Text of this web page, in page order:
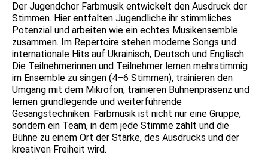
Der Jugendchor Farbmusik entwickelt den Ausdruck der
Stimmen. Hier entfalten Jugendliche ihr stimmliches
Potenzial und arbeiten wie ein echtes Musikensemble
zusammen. Im Repertoire stehen moderne Songs und
internationale Hits auf Ukrainisch, Deutsch und Englisch.
Die Teilnehmerinnen und Teilnehmer lernen mehrstimmig
im Ensemble zu singen (4–6 Stimmen), trainieren den
Umgang mit dem Mikrofon, trainieren Bühnenpräsenz und
lernen grundlegende und weiterführende
Gesangstechniken. Farbmusik ist nicht nur eine Gruppe,
sondern ein Team, in dem jede Stimme zählt und die
Bühne zu einem Ort der Stärke, des Ausdrucks und der
kreativen Freiheit wird.